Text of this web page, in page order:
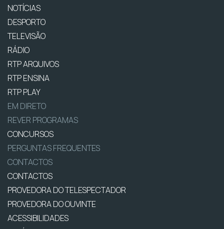
NOTÍCIAS
DESPORTO
TELEVISÃO
RÁDIO
RTP ARQUIVOS
RTP ENSINA
RTP PLAY
EM DIRETO
REVER PROGRAMAS
CONCURSOS
PERGUNTAS FREQUENTES
CONTACTOS
CONTACTOS
PROVEDORA DO TELESPECTADOR
PROVEDORA DO OUVINTE
ACESSIBILIDADES